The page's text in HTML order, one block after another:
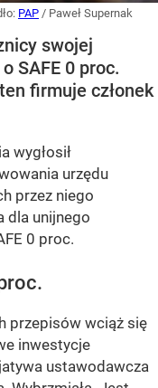
PAP / Paweł Supernak
swojej
SAFE 0 proc.
firmuje członek
wygłosił
urzędu
przez niego
dla unijnego
0 proc.
przepisów wciąż się
inwestycje
ustawodawcza